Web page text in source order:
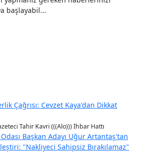
başlayabil...
Çağrısı: Cevzet Kaya'dan Dikkat
Tahir Kavri (((Alo))) İhbar Hattı
Başkan Adayı Uğur Artantaş'tan
"Nakliyeci Sahipsiz Bırakılamaz"